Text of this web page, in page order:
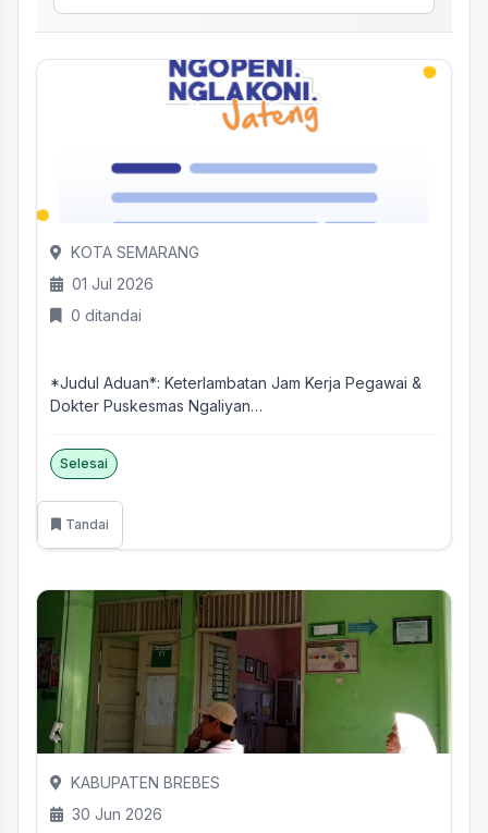
KOTA SEMARANG
01 Jul 2026
0 ditandai
*Judul Aduan*: Keterlambatan Jam Kerja Pegawai &
Dokter Puskesmas Ngaliyan
Yth. Kepala Dinas...
Selesai
Tandai
KABUPATEN BREBES
30 Jun 2026